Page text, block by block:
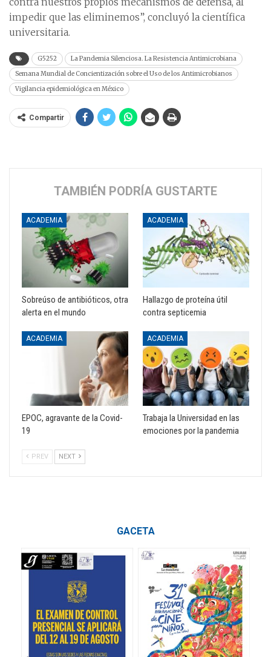
impedir que las eliminemos”, concluyó la científica
universitaria.
G5252
La Pandemia Silenciosa. La Resistencia Antimicrobiana
Semana Mundial de Concientización sobre el Uso de los Antimicrobianos
Vigilancia epidemiológica en México
Compartir
TAMBIÉN PODRÍA GUSTARTE
ACADEMIA
Sobreúso de antibióticos, otra
alerta en el mundo
ACADEMIA
Hallazgo de proteína útil
contra septicemia
ACADEMIA
EPOC, agravante de la Covid-
19
ACADEMIA
Trabaja la Universidad en las
emociones por la pandemia
PREV NEXT
GACETA